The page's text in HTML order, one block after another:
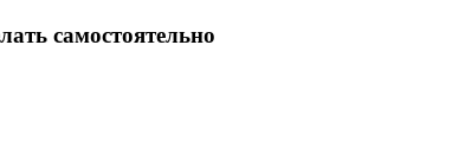
самостоятельно